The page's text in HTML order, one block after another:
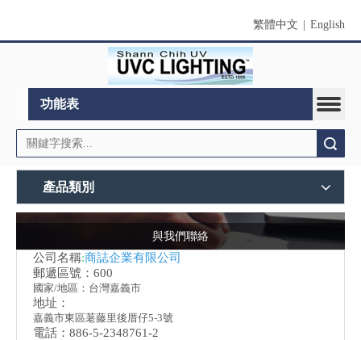
繁體中文 English
功能表
產品類別
與我們聯絡
公司名稱:商誌企業有限公司
郵遞區號：600
國家/地區：台灣嘉義市
地址：
嘉義市東區荖藤里後厝仔5-3號
電話：886-5-2348761-2